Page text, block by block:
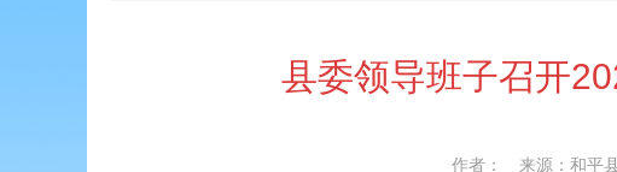
县委领导班子召开
作者： 来源：和平